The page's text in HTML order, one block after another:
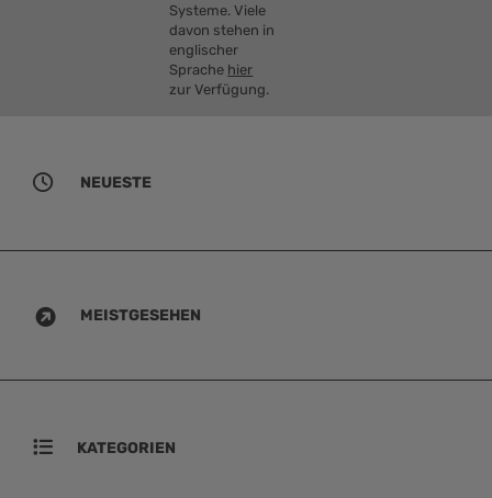
Systeme. Viele
davon stehen in
englischer
Sprache hier
zur Verfügung.
NEUESTE
MEISTGESEHEN
KATEGORIEN